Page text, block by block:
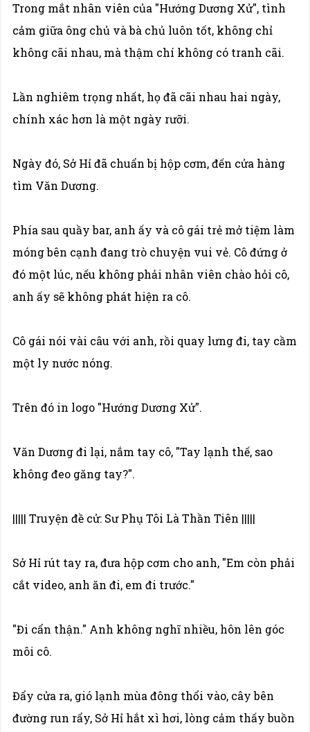
Trong mắt nhân viên của "Hướng Dương Xử", tình
cảm giữa ông chủ và bà chủ luôn tốt, không chỉ
không cãi nhau, mà thậm chí không có tranh cãi.
Lần nghiêm trọng nhất, họ đã cãi nhau hai ngày,
chính xác hơn là một ngày rưỡi.
Ngày đó, Sở Hỉ đã chuẩn bị hộp cơm, đến cửa hàng
tìm Văn Dương.
Phía sau quầy bar, anh ấy và cô gái trẻ mở tiệm làm
móng bên cạnh đang trò chuyện vui vẻ. Cô đứng ở
đó một lúc, nếu không phải nhân viên chào hỏi cô,
anh ấy sẽ không phát hiện ra cô.
Cô gái nói vài câu với anh, rồi quay lưng đi, tay cầm
một ly nước nóng.
Trên đó in logo "Hướng Dương Xử".
Văn Dương đi lại, nắm tay cô, "Tay lạnh thế, sao
không đeo găng tay?".
||||| Truyện đề cử: Sư Phụ Tôi Là Thần Tiên |||||
Sở Hỉ rút tay ra, đưa hộp cơm cho anh, "Em còn phải
cắt video, anh ăn đi, em đi trước."
"Đi cẩn thận." Anh không nghĩ nhiều, hôn lên góc
môi cô.
Đẩy cửa ra, gió lạnh mùa đông thổi vào, cây bên
đường run rẩy, Sở Hỉ hắt xì hơi, lòng cảm thấy buồn